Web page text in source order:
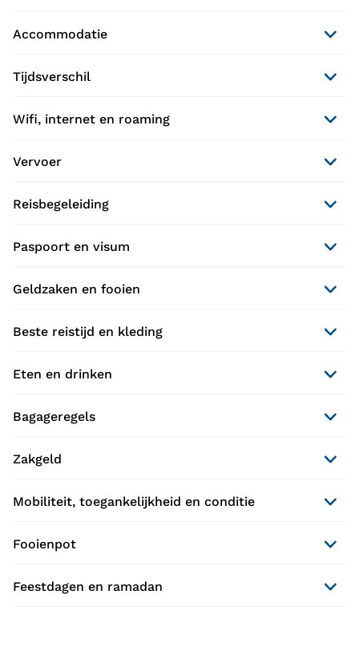
Accommodatie
Tijdsverschil
Wifi, internet en roaming
Vervoer
Reisbegeleiding
Paspoort en visum
Geldzaken en fooien
Beste reistijd en kleding
Eten en drinken
Bagageregels
Zakgeld
Mobiliteit, toegankelijkheid en conditie
Fooienpot
Feestdagen en ramadan